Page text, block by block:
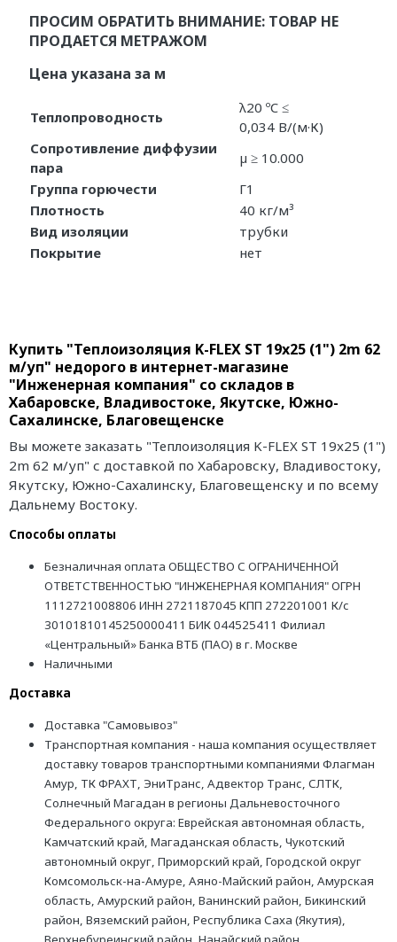
ПРОСИМ ОБРАТИТЬ ВНИМАНИЕ: ТОВАР НЕ
ПРОДАЕТСЯ МЕТРАЖОМ
Цена указана за м
Теплопроводность
λ20 ºC ≤
0,034 В/(м·К)
Сопротивление диффузии
пара
µ ≥ 10.000
Группа горючести
Г1
Плотность
40 кг/м³
Вид изоляции
трубки
Покрытие
нет
Купить "Теплоизоляция K-FLEX ST 19x25 (1") 2m 62
м/уп" недорого в интернет-магазине
"Инженерная компания" со складов в
Хабаровске, Владивостоке, Якутске, Южно-
Сахалинске, Благовещенске
Вы можете заказать "Теплоизоляция K-FLEX ST 19x25 (1")
2m 62 м/уп" с доставкой по Хабаровску, Владивостоку,
Якутску, Южно-Сахалинску, Благовещенску и по всему
Дальнему Востоку.
Способы оплаты
Безналичная оплата ОБЩЕСТВО С ОГРАНИЧЕННОЙ
ОТВЕТСТВЕННОСТЬЮ "ИНЖЕНЕРНАЯ КОМПАНИЯ" ОГРН
1112721008806 ИНН 2721187045 КПП 272201001 К/с
30101810145250000411 БИК 044525411 Филиал
«Центральный» Банка ВТБ (ПАО) в г. Москве
Наличными
Доставка
Доставка "Самовывоз"
Транспортная компания - наша компания осуществляет
доставку товаров транспортными компаниями Флагман
Амур, ТК ФРАХТ, ЭниТранс, Адвектор Транс, СЛТК,
Солнечный Магадан в регионы Дальневосточного
Федерального округа: Еврейская автономная область,
Камчатский край, Магаданская область, Чукотский
автономный округ, Приморский край, Городской округ
Комсомольск-на-Амуре, Аяно-Майский район, Амурская
область, Амурский район, Ванинский район, Бикинский
район, Вяземский район, Республика Саха (Якутия),